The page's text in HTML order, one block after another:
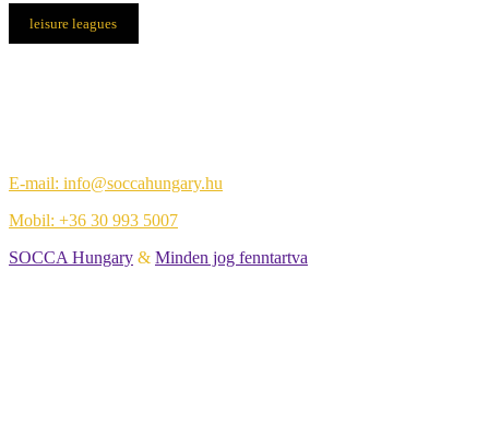
leisure leagues
E-mail: info@soccahungary.hu
Mobil: +36 30 993 5007
SOCCA Hungary & Minden jog fenntartva